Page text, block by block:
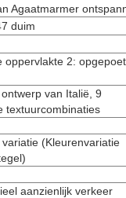
Agaatmarmer
duim
oppervlakte 2:
van Italië, 9
textuurcombinaties
(Kleurenvariatie
aanzienlijk verkeer